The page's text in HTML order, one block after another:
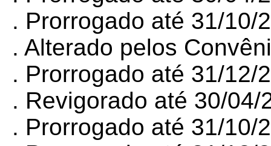
. Prorrogado até 31/10/
. Alterado pelos
. Prorrogado até 31/
. Revigorado até 30/
. Prorrogado até 31/